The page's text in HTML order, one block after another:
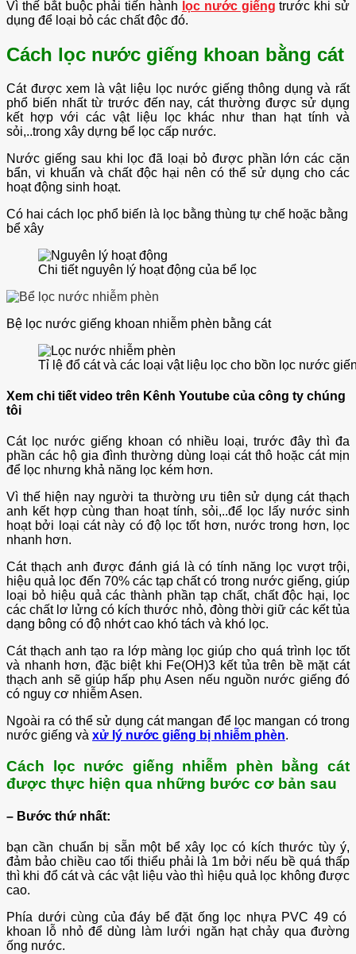
Vì thế bắt buộc phải tiến hành lọc nước giếng trước khi sử
dụng để loại bỏ các chất độc đó.
Cách lọc nước giếng khoan bằng cát
Cát được xem là vật liệu lọc nước giếng thông dụng và rất
phổ biến nhất từ trước đến nay, cát thường được sử dụng
kết hợp với các vật liệu lọc khác như than hạt tính và
sỏi,..trong xây dựng bể lọc cấp nước.
Nước giếng sau khi lọc đã loại bỏ được phần lớn các cặn
bẩn, vi khuẩn và chất độc hại nên có thể sử dụng cho các
hoạt động sinh hoạt.
Có hai cách lọc phổ biến là lọc bằng thùng tự chế hoặc bằng
bể xây
Chi tiết nguyên lý hoạt động của bể lọc
Bệ lọc nước giếng khoan nhiễm phèn bằng cát
Tỉ lệ đổ cát và các loại vật liệu lọc cho bồn lọc nước
Xem chi tiết video trên Kênh Youtube của công ty chúng
tôi
Cát lọc nước giếng khoan có nhiều loại, trước đây thì đa
phần các hộ gia đình thường dùng loại cát thô hoặc cát mịn
để lọc nhưng khả năng lọc kém hơn.
Vì thế hiện nay người ta thường ưu tiên sử dụng cát thạch
anh kết hợp cùng than hoạt tính, sỏi,..để lọc lấy nước sinh
hoạt bởi loại cát này có độ lọc tốt hơn, nước trong hơn, lọc
nhanh hơn.
Cát thạch anh được đánh giá là có tính năng lọc vượt trội,
hiệu quả lọc đến 70% các tạp chất có trong nước giếng, giúp
loại bỏ hiệu quả các thành phần tạp chất, chất độc hại, lọc
các chất lơ lửng có kích thước nhỏ, đòng thời giữ các kết tủa
dạng bông có độ nhớt cao khó tách và khó lọc.
Cát thạch anh tạo ra lớp màng lọc giúp cho quá trình lọc tốt
và nhanh hơn, đặc biệt khi Fe(OH)3 kết tủa trên bề mặt cát
thạch anh sẽ giúp hấp phụ Asen nếu nguồn nước giếng đó
có nguy cơ nhiễm Asen.
Ngoài ra có thể sử dụng cát mangan để lọc mangan có trong
nước giếng và xử lý nước giếng bị nhiễm phèn.
Cách lọc nước giếng nhiễm phèn bằng cát
được thực hiện qua những bước cơ bản sau
– Bước thứ nhất:
bạn cần chuẩn bị sẵn một bể xây lọc có kích thước tùy ý,
đảm bảo chiều cao tối thiểu phải là 1m bởi nếu bề quá thấp
thì khi đổ cát và các vật liệu vào thì hiệu quả lọc không được
cao.
Phía dưới cùng của đáy bể đặt ống lọc nhựa PVC 49 có
khoan lỗ nhỏ để dùng làm lưới ngăn hạt chảy qua đường
ống nước.